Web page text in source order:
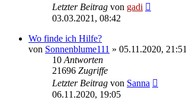
Letzter Beitrag von gadi
03.03.2021, 08:42
Wo finde ich Hilfe?
von Sonnenblume111 » 05.11.2020, 21:51
10 Antworten
21696 Zugriffe
Letzter Beitrag von Sanna
06.11.2020, 19:05